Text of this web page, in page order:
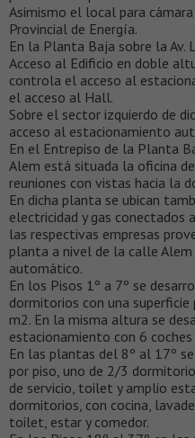
Asimismo el local para
Provincial de Energía.
En la Planta Baja sobre la Av.
Acceso al Edificio en doble
controla el acceso al
el acceso al Hall.
Sobre el sector izquierdo de
acceso al estacionamiento
En el Entrepiso de la Planta
Alem está situada la oficina
reuniones con vistas hacia la
En dicha planta se ubican
electricidad y gas conectados
las respectivas empresas
planta a nivel de la calle
automático.
En los Pisos 1º a 7º se
dormitorios con una
m2. En la misma altura se
estacionamiento con 6
En las plantas del 8º al 17º
por piso, uno de 2/3
de servicio, toilet y amplio
dormitorios, con cocina,
toilet, estar y comedor.